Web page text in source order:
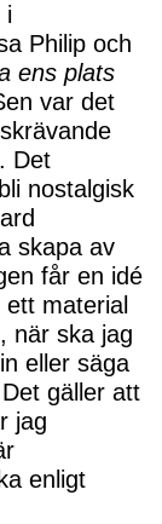
i
Philip och
ens plats
var det
Det
nostalgisk
skapa av
får en idé
material
när ska jag
eller säga
gäller att
jag
enligt